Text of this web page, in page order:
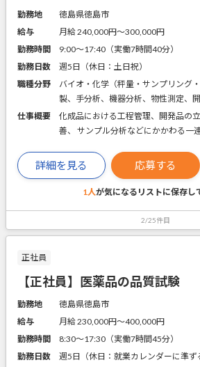
勤務地
徳島県徳島市
給与
月給 240,000円〜300,000円
勤務時間
9:00～17:40（実働7時間40分）
勤務日数
週5日（休日：土日祝）
職種分野
バイオ・化学（秤量・サンプリング
製、手分析、機器分析、物性測定、開
仕事概要
化成品における工程管理、開発品の
善、 サンプル分析などにかかわる一
詳細を見る 応募する
1人が気になるリストに保存し
2/25件目
正社員
【正社員】医薬品の品質試験
勤務地
徳島県徳島市
給与
月給 230,000円〜400,000円
勤務時間
8:30～17:30（実働7時間45分）
勤務日数
週5日（休日：就業カレンダーに準ず